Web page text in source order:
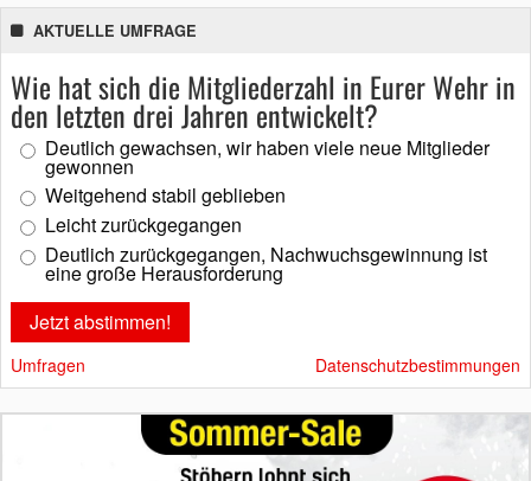
AKTUELLE UMFRAGE
Wie hat sich die Mitgliederzahl in Eurer Wehr in
den letzten drei Jahren entwickelt?
Deutlich gewachsen, wir haben viele neue Mitglieder
gewonnen
Weitgehend stabil geblieben
Leicht zurückgegangen
Deutlich zurückgegangen, Nachwuchsgewinnung ist
eine große Herausforderung
Umfragen Datenschutzbestimmungen